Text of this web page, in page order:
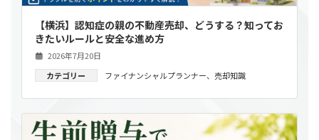
【横浜】認知症の親の不動産売却、どうする？知ってお
きたいルールと安全な進め方
2026年7月20日
カテゴリー
ファイナンシャルプランナー、 売却知識